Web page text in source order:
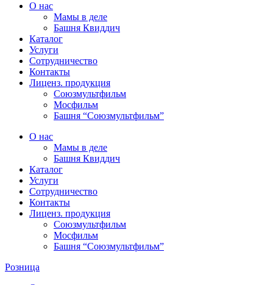
О нас
Мамы в деле
Башня Квиддич
Каталог
Услуги
Сотрудничество
Контакты
Лиценз. продукция
Союзмультфильм
Мосфильм
Башня “Союзмультфильм”
О нас
Мамы в деле
Башня Квиддич
Каталог
Услуги
Сотрудничество
Контакты
Лиценз. продукция
Союзмультфильм
Мосфильм
Башня “Союзмультфильм”
Розница